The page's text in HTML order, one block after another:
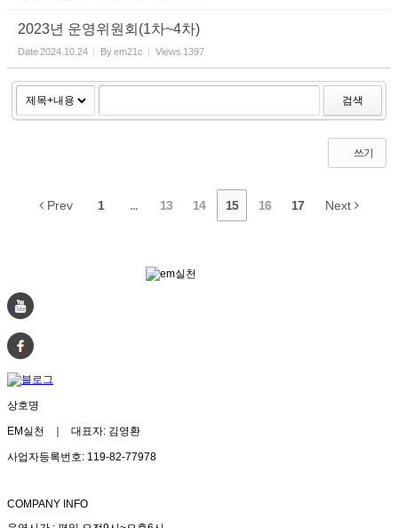
2023년 운영위원회(1차~4차)
Date2024.10.24 Byem21c Views 1397
검색
쓰기
Prev 1 ... 13 14 15 16 17 Next
상호명
EM실천 ｜ 대표자: 김영환
사업자등록번호: 119-82-77978
COMPANY INFO